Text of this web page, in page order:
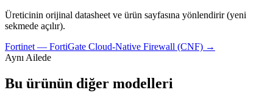
Üreticinin orijinal datasheet ve ürün sayfasına yönlendirir (yeni
sekmede açılır).
Fortinet — FortiGate Cloud-Native Firewall (CNF) →
Aynı Ailede
Bu ürünün diğer modelleri